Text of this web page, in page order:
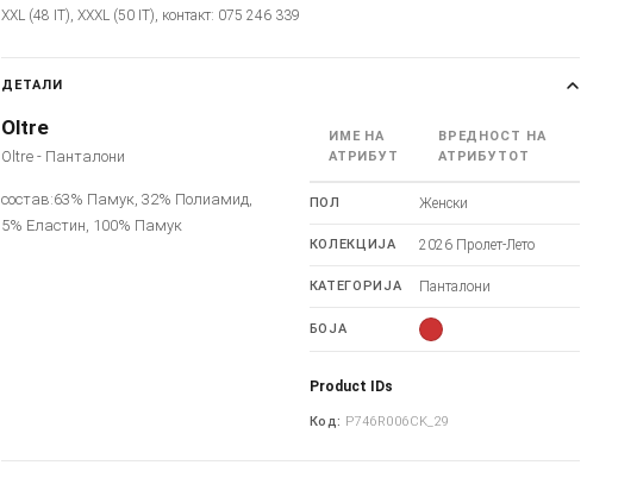
XXL (48 IT), XXXL (50 IT), контакт: 075 246 339
ДЕТАЛИ
Oltre
Oltre - Панталони
состав:63% Памук, 32% Полиамид,
5% Еластин, 100% Памук
ИМЕ НА
АТРИБУТ
ВРЕДНОСТ НА
АТРИБУТОТ
ПОЛ Женски
КОЛЕКЦИЈА 2026 Пролет-Лето
КАТЕГОРИЈА Панталони
БОЈА
Product IDs
Код: P746R006CK_29